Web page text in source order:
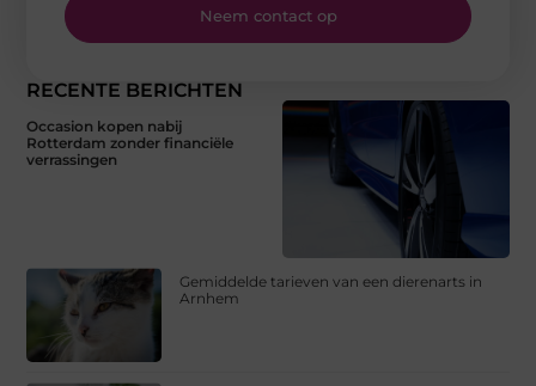
RECENTE BERICHTEN
Occasion kopen nabij
Rotterdam zonder financiële
verrassingen
Gemiddelde tarieven van een dierenarts in
Arnhem
Neem contact op